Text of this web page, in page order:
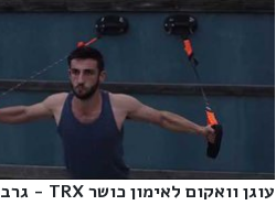
עוגן וואקום לאימון כושר TRX - גרבו‎